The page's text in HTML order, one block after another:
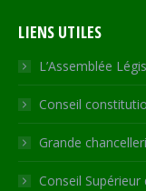
opens
in
new
window
opens
in
new
window
opens
in
new
window
in
new
LIENS UTILES
L’Assemblée
Conseil
Grande
Conseil Supérieur